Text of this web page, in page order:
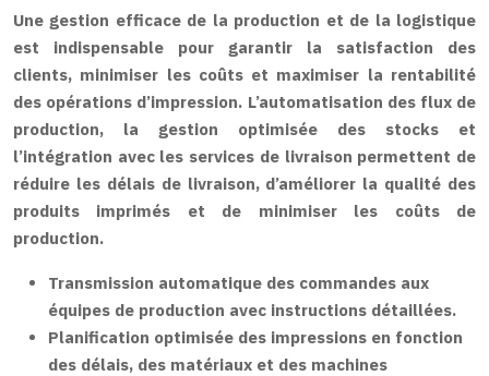
Une gestion efficace de la production et de la logistique
est indispensable pour garantir la satisfaction des
clients, minimiser les coûts et maximiser la rentabilité
des opérations d’impression. L’automatisation des flux de
production, la gestion optimisée des stocks et
l’intégration avec les services de livraison permettent de
réduire les délais de livraison, d’améliorer la qualité des
produits imprimés et de minimiser les coûts de
production.
Transmission automatique des commandes aux
équipes de production avec instructions détaillées.
Planification optimisée des impressions en fonction
des délais, des matériaux et des machines